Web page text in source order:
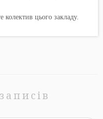
цього закладу.